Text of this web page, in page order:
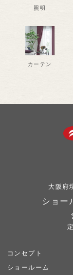
照明
カーテン
大阪府
ショー
コンセプト
ショールーム